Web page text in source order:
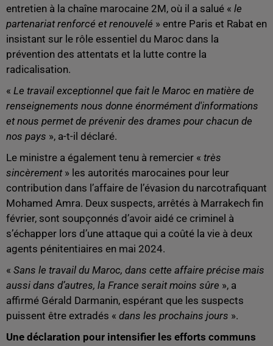
entretien à la chaîne marocaine 2M, où il a salué « le
partenariat renforcé et renouvelé » entre Paris et Rabat en
insistant sur le rôle essentiel du Maroc dans la
prévention des attentats et la lutte contre la
radicalisation.
« Le travail exceptionnel que fait le Maroc en matière de
renseignements nous donne énormément d'informations
et nous permet de prévenir des drames pour chacun de
nos pays », a-t-il déclaré.
Le ministre a également tenu à remercier « très
sincèrement» les autorités marocaines pour leur
contribution dans l’affaire de l’évasion du narcotrafiquant
Mohamed Amra. Deux suspects, arrêtés à Marrakech fin
février, sont soupçonnés d’avoir aidé ce criminel à
s’échapper lors d’une attaque qui a coûté la vie à deux
agents pénitentiaires en mai 2024.
« Sans le travail du Maroc, dans cette affaire précise mais
aussi dans d’autres, la France serait moins sûre », a
affirmé Gérald Darmanin, espérant que les suspects
puissent être extradés « dans les prochains jours ».
Une déclaration pour intensifier les efforts communs